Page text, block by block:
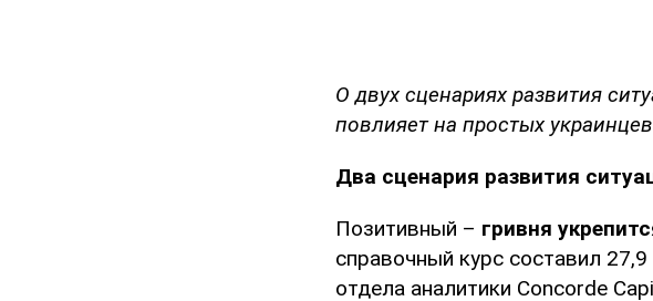
О двух сценариях развития
повлияет на простых
Два сценария развития
Позитивный – гривня
справочный курс составил
отдела аналитики Concorde